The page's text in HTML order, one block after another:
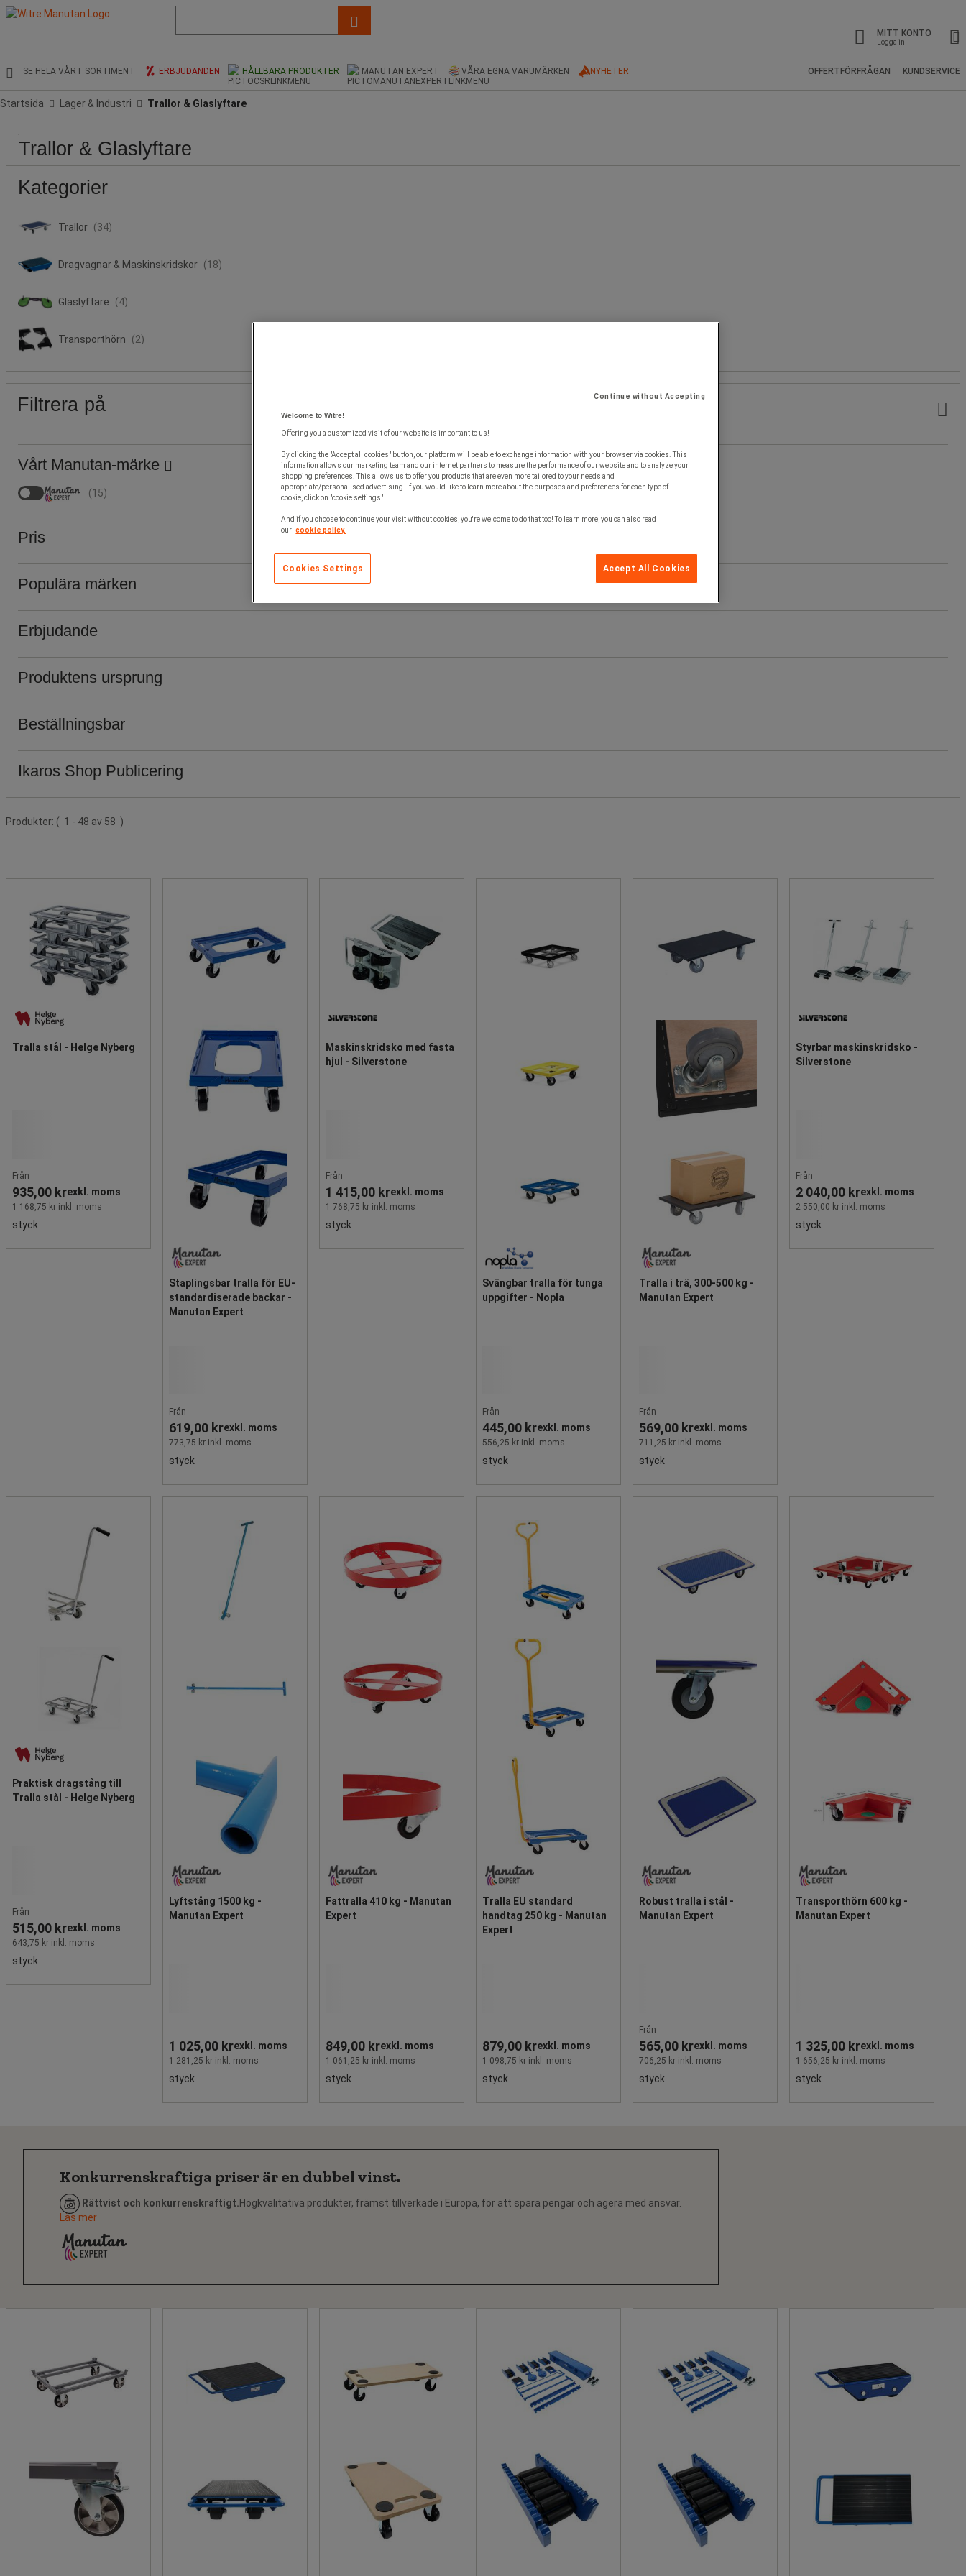
och
MITT KONTO
Logga in
SE HELA VÅRT SORTIMENT ERBJUDANDEN HÅLLBARA PRODUKTER MANUTAN EXPERT VÅRA EGNA VARUMÄRKEN NYHETER OFFERTFÖRFRÅGAN KUNDSERVICE
Startsida Lager & Industri Trallor & Glaslyftare
Trallor & Glaslyftare
Kategorier
Trallor (34)
Dragvagnar & Maskinskridskor (18)
Glaslyftare (4)
Transporthörn (2)
Filtrera på
Vårt Manutan-märke
(15)
Pris
Pris
Populära
Populära märken
Erbjudande
Erbjudande
Produktens
Produktens ursprung
Stock
Beställningsbar
Ikaros
Publicering
Ikaros Shop Publicering
Produktlista
Produkter: ( 1 - 48 av 58 )
Tralla stål - Helge Nyberg
Från
935,00 krexkl. moms
1 168,75 kr inkl. moms
styck
Staplingsbar tralla för EU-
standardiserade backar -
Manutan Expert
Från
619,00 krexkl. moms
773,75 kr inkl. moms
styck
Maskinskridsko med fasta
hjul - Silverstone
Från
1 415,00 krexkl. moms
1 768,75 kr inkl. moms
styck
Svängbar tralla för tunga
uppgifter - Nopla
Från
445,00 krexkl. moms
556,25 kr inkl. moms
styck
Tralla i trä, 300-500 kg -
Manutan Expert
Från
569,00 krexkl. moms
711,25 kr inkl. moms
styck
Styrbar maskinskridsko -
Silverstone
Från
2 040,00 krexkl. moms
2 550,00 kr inkl. moms
styck
Praktisk dragstång till
Tralla stål - Helge Nyberg
Från
515,00 krexkl. moms
643,75 kr inkl. moms
styck
Lyftstång 1500 kg -
Manutan Expert
1 025,00 krexkl. moms
1 281,25 kr inkl. moms
styck
Fattralla 410 kg - Manutan
Expert
849,00 krexkl. moms
1 061,25 kr inkl. moms
styck
Tralla EU standard
handtag 250 kg - Manutan
Expert
879,00 krexkl. moms
1 098,75 kr inkl. moms
styck
Robust tralla i stål -
Manutan Expert
Från
565,00 krexkl. moms
706,25 kr inkl. moms
styck
Transporthörn 600 kg -
Manutan Expert
1 325,00 krexkl. moms
1 656,25 kr inkl. moms
styck
Konkurrenskraftiga priser är en dubbel vinst.
Rättvist och konkurrenskraftigt.Högkvalitativa produkter, främst tillverkade i Europa, för att spara pengar och agera med ansvar.
Läs mer
Continue without Accepting
Welcome to Witre!
Offering you a customized visit of our website is important to us!
By clicking the "Accept all cookies" button, our platform will be able to exchange information with your browser via cookies. This
information allows our marketing team and our internet partners to measure the performance of our website and to analyze your
shopping preferences. This allows us to offer you products that are even more tailored to your needs and
appropriate/personalised advertising. If you would like to learn more about the purposes and preferences for each type of
cookie, click on "cookie settings".
And if you choose to continue your visit without cookies, you're welcome to do that too! To learn more, you can also read
our cookie policy.
Accept All Cookies
Cookies Settings